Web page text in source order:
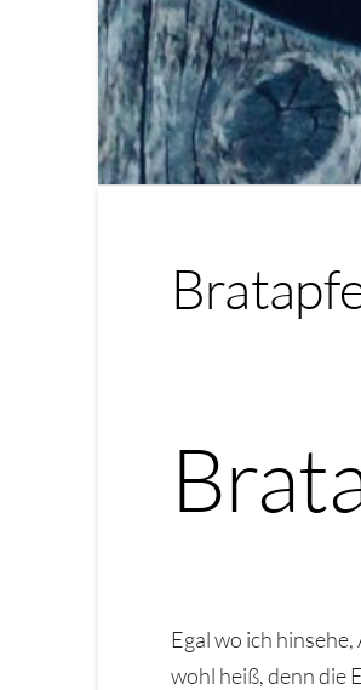
Egal wo ich
wohl heiß, denn die